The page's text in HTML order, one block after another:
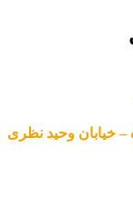
– خیابان وحید نظری